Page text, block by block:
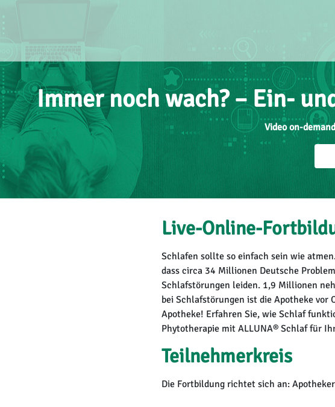
Immer noch wach? – Ein-
Video on-
Live-Online-
Schlafen sollte so einfach sein wie
dass circa 34 Millionen Deutsche
Schlafstörungen leiden. 1,9 Millionen
bei Schlafstörungen ist die Apotheke vor
Apotheke! Erfahren Sie, wie Schlaf
Phytotherapie mit ALLUNA® Schlaf für
Teilnehmerkreis
Die Fortbildung richtet sich an: